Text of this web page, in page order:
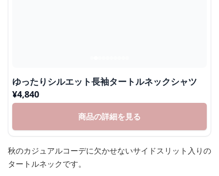
ゆったりシルエット長袖タートルネックシャツ
¥4,840
商品の詳細を見る
秋のカジュアルコーデに欠かせないサイドスリット入りの
タートルネックです。